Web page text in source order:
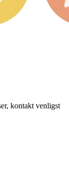
kontakt venligst